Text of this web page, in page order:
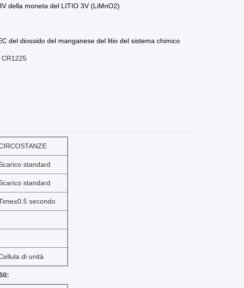
della moneta del LITIO 3V(LiMnO2)
del diossido del manganese del litio del sistema chimico
standard
standard
secondo
di unità